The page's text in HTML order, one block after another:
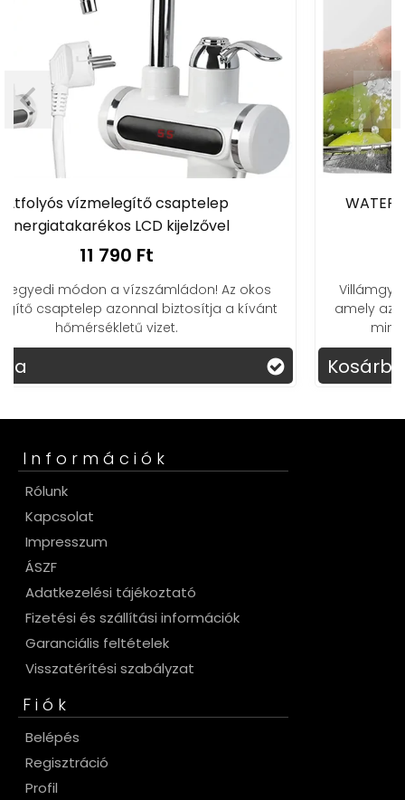
okos
a kívánt
WATER+ LED kijelzős gyors fali
Villámgyors vízmelegítő csaptelep LED
amely azonnal mutatja a víz
mindig kényelmes legyen a használat.
Információk
Rólunk
Kapcsolat
Impresszum
ÁSZF
Adatkezelési tájékoztató
Fizetési és szállítási információk
Garanciális feltételek
Visszatérítési szabályzat
Fiók
Belépés
Regisztráció
Profil